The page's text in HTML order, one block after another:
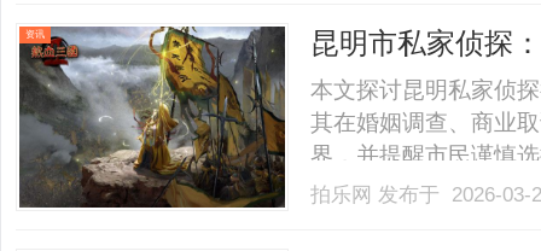
保、福利等支出构成
本.........
资讯 昆明市私家侦探
本文探讨昆明私家侦
其在婚姻调查、商业
界，并提醒市民谨慎
拍乐网 发布于 2026-